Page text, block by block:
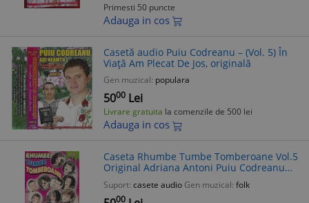
Primesti 50 puncte
Adauga in cos
Casetă audio Puiu Codreanu – (Vol. 5) În
Viață Am Plecat De Jos, originală
Gen muzical: populara
5000 Lei
Livrare gratuita la comenzile de 500 lei
Adauga in cos
Caseta Rhumbe Tumbe Tomberoane Vol.5
Original Adriana Antoni Puiu Codreanu
Dorin Covaci Muzica Romaneasca
Suport: casete audio Gen muzical: folk
00